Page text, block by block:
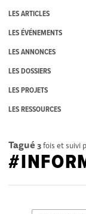
LES ARTICLES
LES ÉVÉNEMENTS
LES ANNONCES
LES DOSSIERS
LES PROJETS
LES RESSOURCES
Tagué 3fois et suivi